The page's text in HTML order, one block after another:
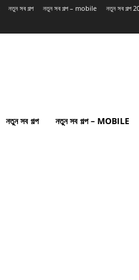
নতুন সব গল্প নতুন সব গল্প – mobile নতুন সব গল্প
নতুন সব গল্প নতুন সব গল্প – MOBILE